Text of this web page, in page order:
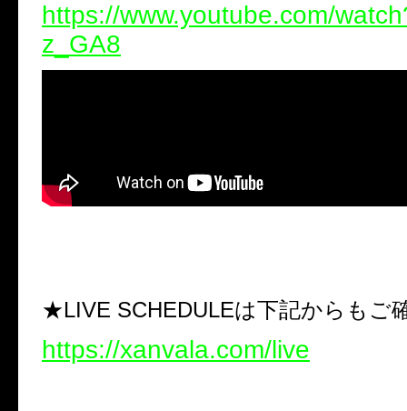
https://www.youtube.com/
z_GA8
★LIVE SCHEDULEは下記からもご
https://xanvala.com/live